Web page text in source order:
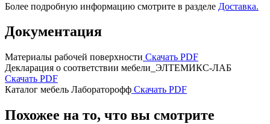
Более подробную информацию смотрите в разделе Доставка.
Документация
Материалы рабочей поверхности Скачать PDF
Декларация о соответствии мебели_ЭЛТЕМИКС-ЛАБ
Скачать PDF
Каталог мебель Лабораторофф Скачать PDF
Похожее на то, что вы смотрите